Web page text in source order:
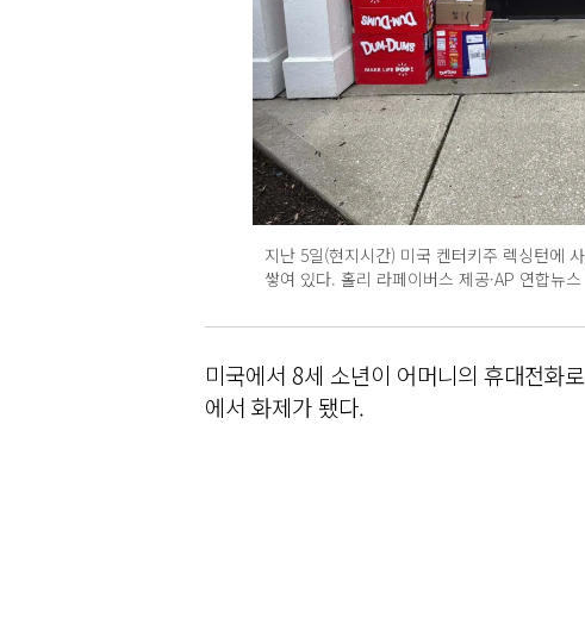
지난 5일(현지시간) 미국 켄터키주 렉싱턴에
쌓여 있다. 홀리 라페이버스 제공·AP 연합뉴스
미국에서 8세 소년이 어머니의 휴대전화
에서 화제가 됐다.